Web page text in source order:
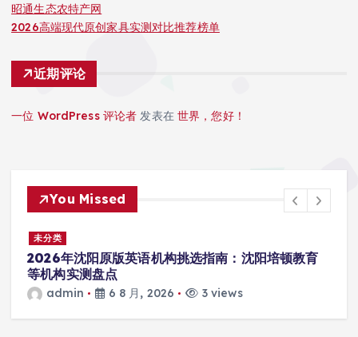
昭通生态农特产网
2026高端现代原创家具实测对比推荐榜单
近期评论
一位 WordPress 评论者 发表在世界，您好！
You Missed
未分类
2026年沈阳原版英语机构挑选指南：沈阳培顿教育
等机构实测盘点
admin 6 8 月, 2026 3 views